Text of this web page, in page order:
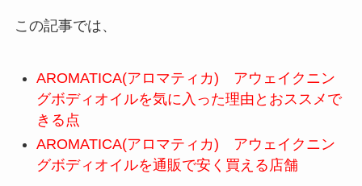
この記事では、
AROMATICA(アロマティカ) アウェイクニン
グボディオイルを気に入った理由とおススメで
きる点
AROMATICA(アロマティカ) アウェイクニン
グボディオイルを通販で安く買える店舗